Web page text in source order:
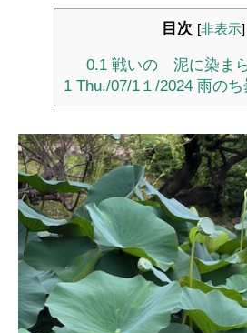
ハ
ス
く
へ
の
目次 [非表示]
0.1 戦いの 泥に染ま
1Thu./07/1１/2024 雨のち